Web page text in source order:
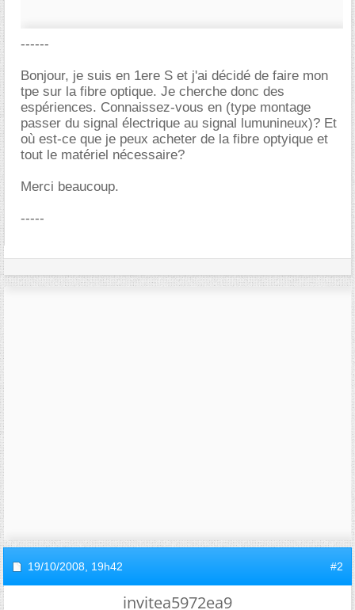
------
Bonjour, je suis en 1ere S et j'ai décidé de faire mon
tpe sur la fibre optique. Je cherche donc des
espériences. Connaissez-vous en (type montage
passer du signal électrique au signal lumunineux)? Et
où est-ce que je peux acheter de la fibre optyique et
tout le matériel nécessaire?
Merci beaucoup.
-----
19/10/2008, 19h42 #2
invitea5972ea9